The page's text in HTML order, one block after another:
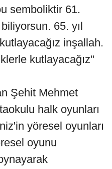
semboliktir 61.
65. yıl
inşallah.
kutlayacağız"
Şehit Mehmet
halk oyunları
yöresel oyunları
oyunu